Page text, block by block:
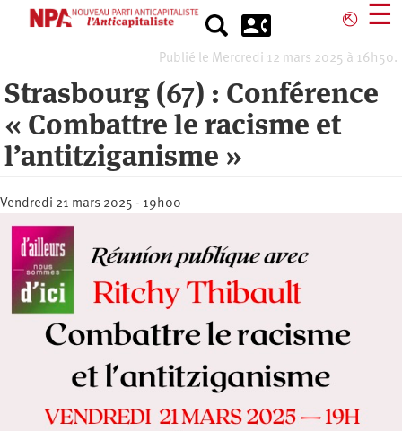
⎋ ☰
Publié le Mercredi 12 mars 2025 à 16h50.
Strasbourg (67) : Conférence
« Combattre le racisme et
l’antitziganisme »
Vendredi 21 mars 2025 - 19h00